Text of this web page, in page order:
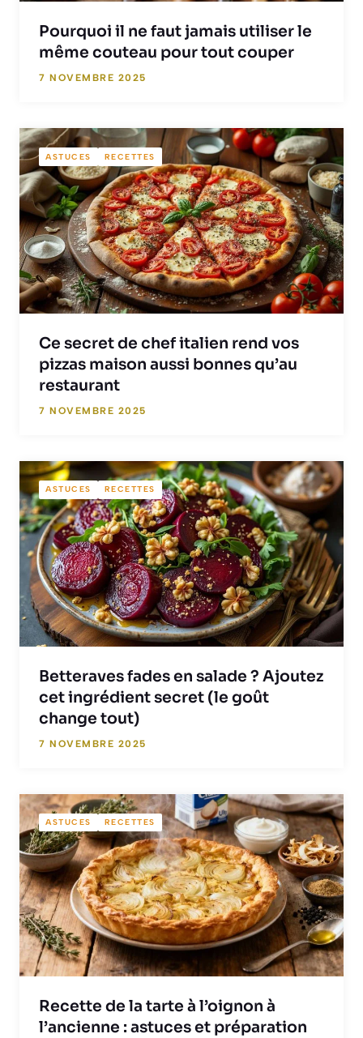
Pourquoi il ne faut jamais utiliser le
même couteau pour tout couper
7 NOVEMBRE 2025
ASTUCES RECETTES
Ce secret de chef italien rend vos
pizzas maison aussi bonnes qu’au
restaurant
7 NOVEMBRE 2025
ASTUCES RECETTES
Betteraves fades en salade ? Ajoutez
cet ingrédient secret (le goût
change tout)
7 NOVEMBRE 2025
ASTUCES RECETTES
Recette de la tarte à l’oignon à
l’ancienne : astuces et préparation